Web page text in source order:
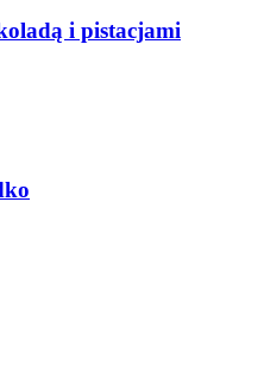
i pistacjami